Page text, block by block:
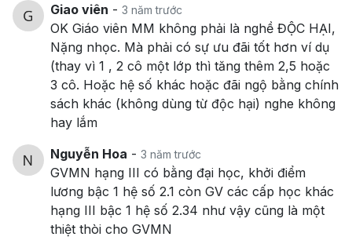
Giao viên - 3 năm trước
OK Giáo viên MM không phải là nghề ĐỘC HẠI,
Nặng nhọc. Mà phải có sự ưu đãi tốt hơn ví dụ
(thay vì 1 , 2 cô một lớp thì tăng thêm 2,5 hoặc
3 cô. Hoặc hệ số khác hoặc đãi ngộ bằng chính
sách khác (không dùng từ độc hại) nghe không
hay lắm
Nguyễn Hoa - 3 năm trước
GVMN hạng III có bằng đại học, khởi điểm
lương bậc 1 hệ số 2.1 còn GV các cấp học khác
hạng III bậc 1 hệ số 2.34 như vậy cũng là một
thiệt thòi cho GVMN